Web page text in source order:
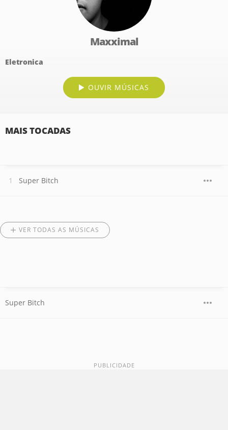
Maxximal
Eletronica
OUVIR MÚSICAS
MAIS TOCADAS
Super Bitch
VER TODAS AS MÚSICAS
Super Bitch